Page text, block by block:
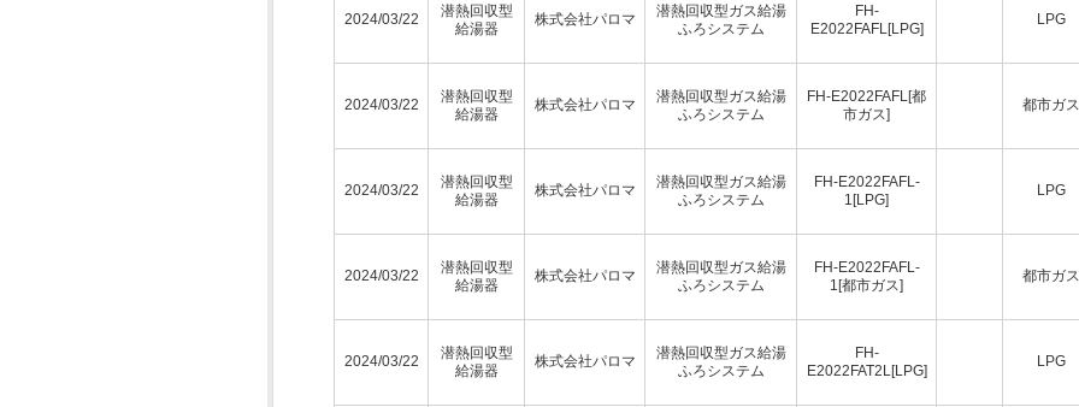
2024/03/22
潜熱回収型
給湯器
株式会社パロマ
潜熱回収型ガス給湯
ふろシステム
FH-
E2022FAFL[LPG]
LPG
2024/03/22
潜熱回収型
給湯器
株式会社パロマ
潜熱回収型ガス給湯
ふろシステム
FH-E2022FAFL[都
市ガス]
都市ガス
2024/03/22
潜熱回収型
給湯器
株式会社パロマ
潜熱回収型ガス給湯
ふろシステム
FH-E2022FAFL-
1[LPG]
LPG
2024/03/22
潜熱回収型
給湯器
株式会社パロマ
潜熱回収型ガス給湯
ふろシステム
FH-E2022FAFL-
1[都市ガス]
都市ガス
2024/03/22
潜熱回収型
給湯器
株式会社パロマ
潜熱回収型ガス給湯
ふろシステム
FH-
E2022FAT2L[LPG]
LPG